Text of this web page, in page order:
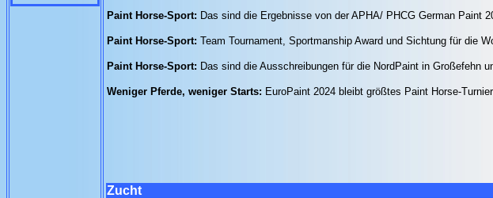
Paint Horse-Sport: Das sind die Ergebnisse von der APHA/ PHCG German Paint
Paint Horse-Sport: Team Tournament, Sportmanship Award und Sichtung für die
Paint Horse-Sport: Das sind die Ausschreibungen für die NordPaint in Großefehn
Weniger Pferde, weniger Starts: EuroPaint 2024 bleibt größtes Paint Horse-
Zucht